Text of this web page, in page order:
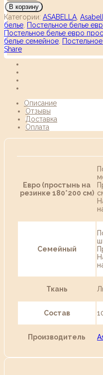
В корзину
Категории: ASABELLA
белье Постельное белье
Постельное белье евро
белье семейное
Share
Описание
Отзывы
Доставка
Оплата
Евро (простынь на
резинке 180*200 см)
Семейный
Ткань
Состав
Производитель